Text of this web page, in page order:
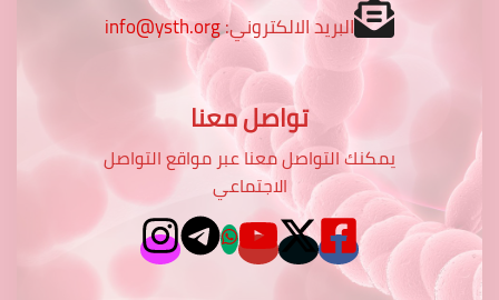
البريد الالكتروني:info@ysth.org
تواصل معنا
يمكنك التواصل معنا عبر مواقع التواصل
الاجتماعي